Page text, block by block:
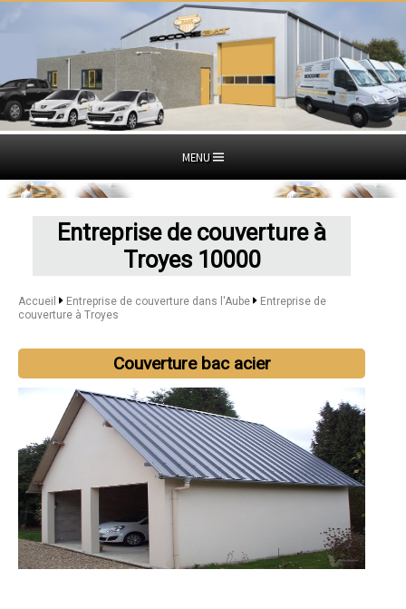
MENU
Entreprise de couverture à
Troyes 10000
Accueil Entreprise de couverture dans l'Aube
Entreprise de
couverture à Troyes
Couverture bac acier